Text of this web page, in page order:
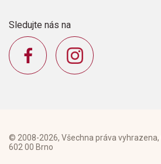
Sledujte nás na
© 2008-2026, Všechna práva vyhrazena,
602 00 Brno